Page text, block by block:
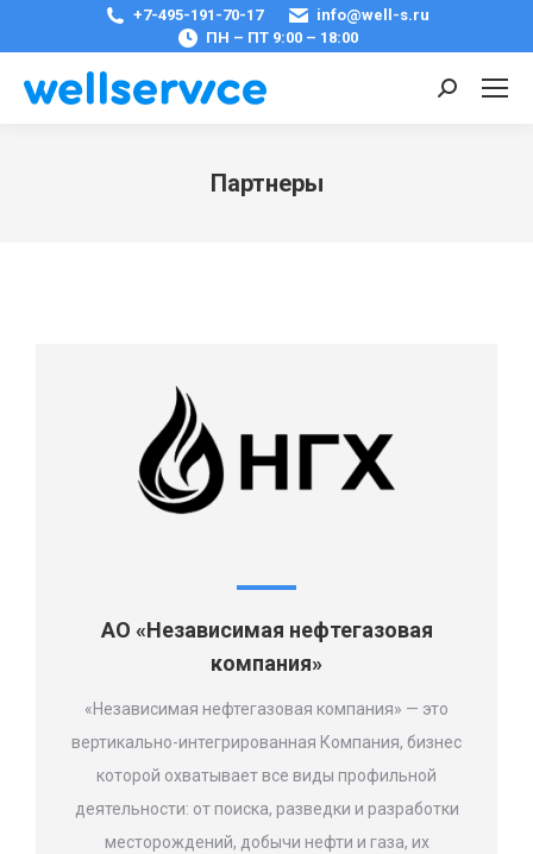
+7-495-191-70-17
info@well-s.ru
ПН – ПТ 9:00 – 18:00
Поиск:
Партнеры
АО «Независимая нефтегазовая
компания»
«Независимая нефтегазовая компания» — это
вертикально-интегрированная Компания, бизнес
которой охватывает все виды профильной
деятельности: от поиска, разведки и разработки
месторождений, добычи нефти и газа, их